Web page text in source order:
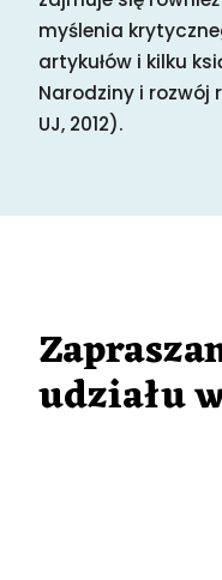
myślenia
artykułów i kilku
Narodziny i rozwój
UJ, 2012).
udziału